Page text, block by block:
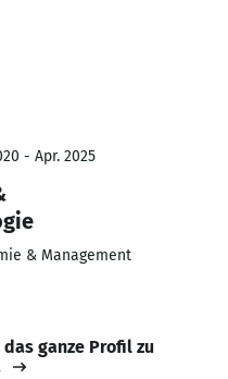
- Apr. 2025
& Management
ganze Profil zu